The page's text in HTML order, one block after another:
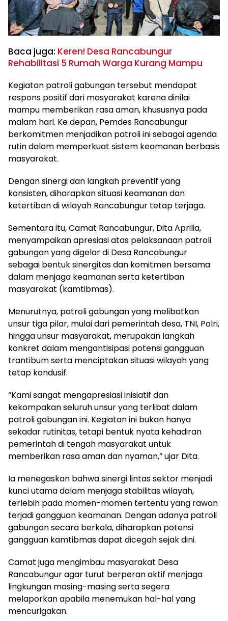
Baca juga: Keren! Desa Rancabungur
Rehabilitasi 5 Rumah Warga Kurang Mampu
Kegiatan patroli gabungan tersebut mendapat
respons positif dari masyarakat karena dinilai
mampu memberikan rasa aman, khususnya pada
malam hari. Ke depan, Pemdes Rancabungur
berkomitmen menjadikan patroli ini sebagai agenda
rutin dalam memperkuat sistem keamanan berbasis
masyarakat.
Dengan sinergi dan langkah preventif yang
konsisten, diharapkan situasi keamanan dan
ketertiban di wilayah Rancabungur tetap terjaga.
Sementara itu, Camat Rancabungur, Dita Aprilia,
menyampaikan apresiasi atas pelaksanaan patroli
gabungan yang digelar di Desa Rancabungur
sebagai bentuk sinergitas dan komitmen bersama
dalam menjaga keamanan serta ketertiban
masyarakat (kamtibmas).
Menurutnya, patroli gabungan yang melibatkan
unsur tiga pilar, mulai dari pemerintah desa, TNI, Polri,
hingga unsur masyarakat, merupakan langkah
konkret dalam mengantisipasi potensi gangguan
trantibum serta menciptakan situasi wilayah yang
tetap kondusif.
“Kami sangat mengapresiasi inisiatif dan
kekompakan seluruh unsur yang terlibat dalam
patroli gabungan ini. Kegiatan ini bukan hanya
sekadar rutinitas, tetapi bentuk nyata kehadiran
pemerintah di tengah masyarakat untuk
memberikan rasa aman dan nyaman,” ujar Dita.
Ia menegaskan bahwa sinergi lintas sektor menjadi
kunci utama dalam menjaga stabilitas wilayah,
terlebih pada momen-momen tertentu yang rawan
terjadi gangguan keamanan. Dengan adanya patroli
gabungan secara berkala, diharapkan potensi
gangguan kamtibmas dapat dicegah sejak dini.
Camat juga mengimbau masyarakat Desa
Rancabungur agar turut berperan aktif menjaga
lingkungan masing-masing serta segera
melaporkan apabila menemukan hal-hal yang
mencurigakan.